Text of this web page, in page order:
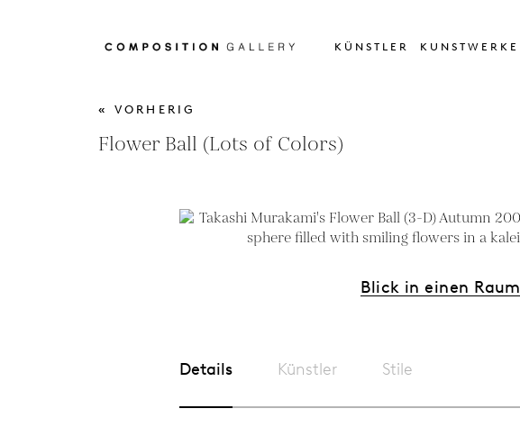
KÜNSTLER KUNSTWERKE
« VORHERIG
Flower Ball (Lots of Colors)
Blick in einen Raum
Details Künstler Stile